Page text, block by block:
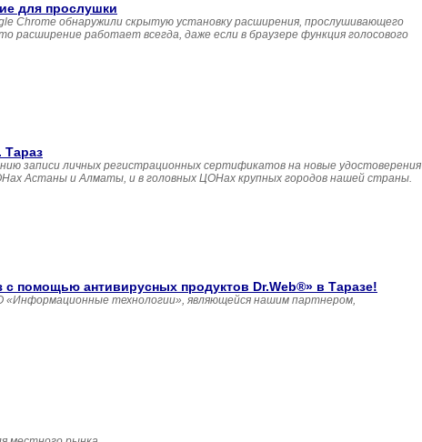
для прослушки
Chrome обнаружили скрытую установку расширения, прослушивающего
работает всегда, даже если в браузере функция голосового
Тараз
записи личных регистрационных сертификатов на новые удостоверения
Астаны и Алматы, и в головных ЦОНах крупных городов нашей страны.
помощью антивирусных продуктов Dr.Web®» в Таразе!
технологии», являющейся нашим партнером,